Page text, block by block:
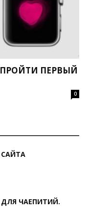
ПРОЙТИ ПЕРВЫЙ
0
САЙТА
ЧАЕПИТИЙ.